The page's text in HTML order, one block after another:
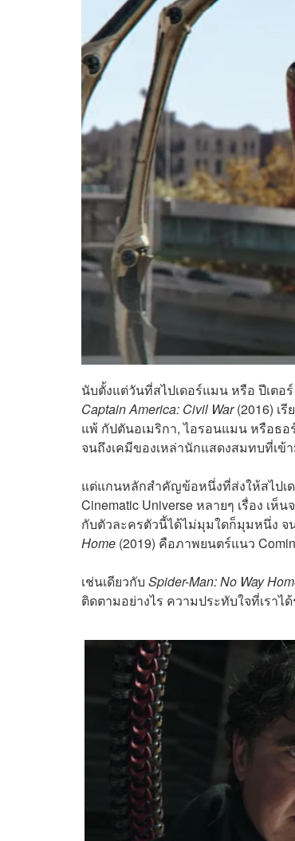
นับตั้งแต่วันที่สไปเดอร์แมน หรือ ปีเตอ
Captain America: Civil War(2016) เ
แพ้ กัปตันอเมริกา, ไอรอนแมน หรือธอ
จนถึงเคมีของเหล่านักแสดงสมทบที่เข้
แต่แกนหลักสำคัญข้อหนึ่งที่ส่งให้สไปเ
Cinematic Universe หลายๆ เรื่อง เห็
กับตัวละครตัวนี้ได้ไม่มุมใดก็มุมหนึ่ง จ
Home (2019) คือภาพยนตร์แนว
เช่นเดียวกับ Spider-Man: No Way
ติดตามอย่างไร ความประทับใจที่เราไ